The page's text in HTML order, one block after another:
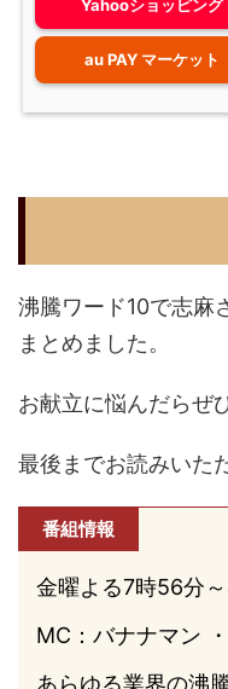
Yahooショッピング
au PAY マーケット
沸騰ワード10で志麻
まとめました。
お献立に悩んだらぜ
最後までお読みいた
番組情報
金曜よる7時56分
MC：バナナマン
あらゆる業界の沸